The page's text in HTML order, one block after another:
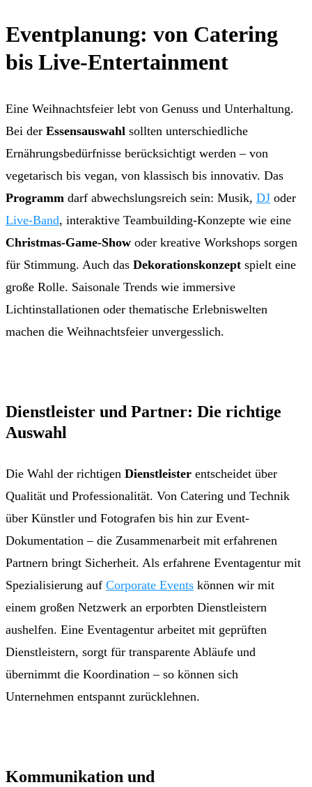
Eventplanung: von Catering
bis Live-Entertainment
Eine Weihnachtsfeier lebt von Genuss und Unterhaltung.
Bei der Essensauswahl sollten unterschiedliche
Ernährungsbedürfnisse berücksichtigt werden – von
vegetarisch bis vegan, von klassisch bis innovativ. Das
Programm darf abwechslungsreich sein: Musik, DJ oder
Live-Band, interaktive Teambuilding-Konzepte wie eine
Christmas-Game-Show oder kreative Workshops sorgen
für Stimmung. Auch das Dekorationskonzept spielt eine
große Rolle. Saisonale Trends wie immersive
Lichtinstallationen oder thematische Erlebniswelten
machen die Weihnachtsfeier unvergesslich.
Dienstleister und Partner: Die richtige
Auswahl
Die Wahl der richtigen Dienstleister entscheidet über
Qualität und Professionalität. Von Catering und Technik
über Künstler und Fotografen bis hin zur Event-
Dokumentation – die Zusammenarbeit mit erfahrenen
Partnern bringt Sicherheit. Als erfahrene Eventagentur mit
Spezialisierung auf Corporate Events können wir mit
einem großen Netzwerk an erporbten Dienstleistern
aushelfen. Eine Eventagentur arbeitet mit geprüften
Dienstleistern, sorgt für transparente Abläufe und
übernimmt die Koordination – so können sich
Unternehmen entspannt zurücklehnen.
Kommunikation und